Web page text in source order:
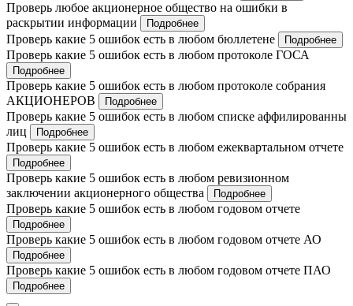
Проверь любое акционерное общество на ошибки в
раскрытии информации
Подробнее
Проверь какие 5 ошибок есть в любом бюллетене Подробнее
Проверь какие 5 ошибок есть в любом протоколе ГОСА
Подробнее
Проверь какие 5 ошибок есть в любом протоколе собрания
АКЦИОНЕРОВ
Подробнее
Проверь какие 5 ошибок есть в любом списке аффилированны
лиц
Подробнее
Проверь какие 5 ошибок есть в любом ежеквартальном отчете
Подробнее
Проверь какие 5 ошибок есть в любом ревизионном
заключении акционерного общества
Подробнее
Проверь какие 5 ошибок есть в любом годовом отчете
Подробнее
Проверь какие 5 ошибок есть в любом годовом отчете АО
Подробнее
Проверь какие 5 ошибок есть в любом годовом отчете ПАО
Подробнее